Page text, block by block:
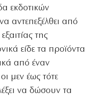
εκδοτικών
αντεπεξέλθει από
της
είδε τα προϊόντα
από έναν
μεν έως τότε
να δώσουν τα